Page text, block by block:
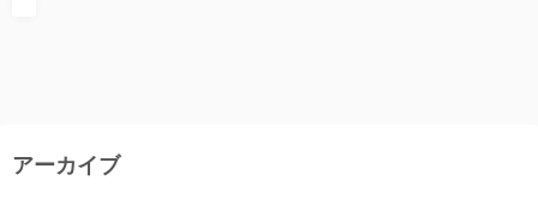
アーカイブ